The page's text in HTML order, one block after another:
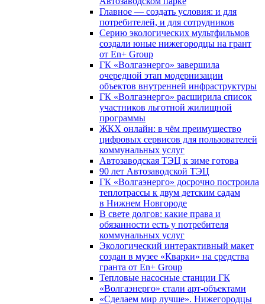
Главное — создать условия: и для
потребителей, и для сотрудников
Серию экологических мультфильмов
создали юные нижегородцы на грант
от En+ Group
ГК «Волгаэнерго» завершила
очередной этап модернизации
объектов внутренней инфраструктуры
ГК «Волгаэнерго» расширила список
участников льготной жилищной
программы
ЖКХ онлайн: в чём преимущество
цифровых сервисов для пользователей
коммунальных услуг
Автозаводская ТЭЦ к зиме готова
90 лет Автозаводской ТЭЦ
ГК «Волгаэнерго» досрочно построила
теплотрассы к двум детским садам
в Нижнем Новгороде
В свете долгов: какие права и
обязанности есть у потребителя
коммунальных услуг
Экологический интерактивный макет
создан в музее «Кварки» на средства
гранта от En+ Group
Тепловые насосные станции ГК
«Волгаэнерго» стали арт-объектами
«Сделаем мир лучше». Нижегородцы